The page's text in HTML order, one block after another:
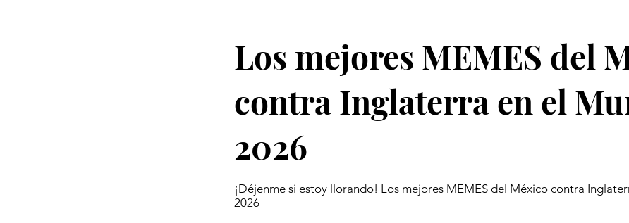
Los mejores MEMES del
contra Inglaterra en el
2026
¡Déjenme si estoy llorando! Los mejores MEMES del México contra
2026